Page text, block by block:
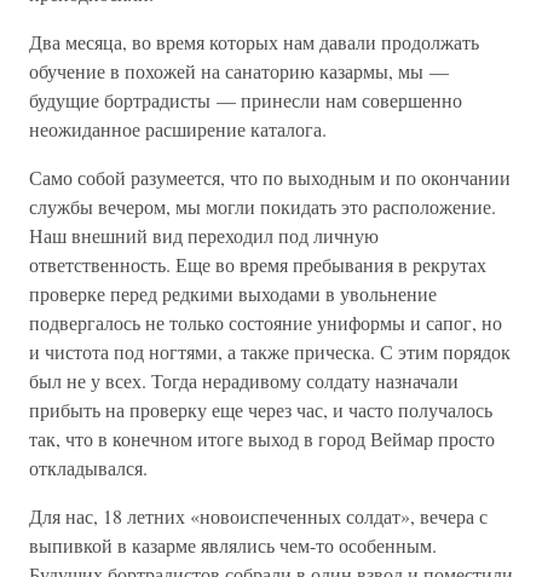
Два месяца, во время которых нам давали продолжать
обучение в похожей на санаторию казармы, мы —
будущие бортрадисты — принесли нам совершенно
неожиданное расширение каталога.
Само собой разумеется, что по выходным и по окончании
службы вечером, мы могли покидать это расположение.
Наш внешний вид переходил под личную
ответственность. Еще во время пребывания в рекрутах
проверке перед редкими выходами в увольнение
подвергалось не только состояние униформы и сапог, но
и чистота под ногтями, а также прическа. С этим порядок
был не у всех. Тогда нерадивому солдату назначали
прибыть на проверку еще через час, и часто получалось
так, что в конечном итоге выход в город Веймар просто
откладывался.
Для нас, 18 летних «новоиспеченных солдат», вечера с
выпивкой в казарме являлись чем-то особенным.